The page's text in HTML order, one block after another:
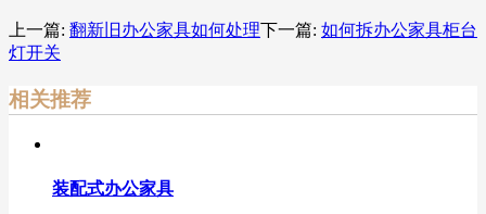
上一篇: 翻新旧办公家具如何处理下一篇: 如何拆办公家具柜台
灯开关
相关推荐
装配式办公家具